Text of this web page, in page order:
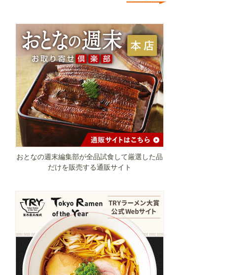
おとなの週末編集部が全品試食して厳選した品
だけを販売する通販サイト